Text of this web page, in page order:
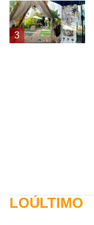
3
LOÚLTIMO